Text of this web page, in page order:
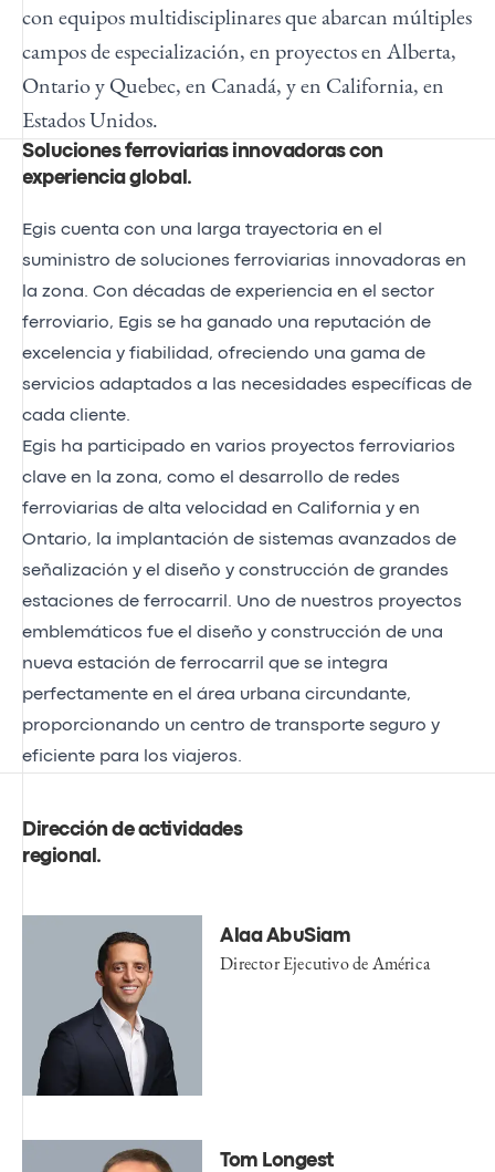
con equipos multidisciplinares que abarcan múltiples
campos de especialización, en proyectos en Alberta,
Ontario y Quebec, en Canadá, y en California, en
Estados Unidos.
Soluciones ferroviarias innovadoras con
experiencia global .
Egis cuenta con una larga trayectoria en el
suministro de soluciones ferroviarias innovadoras en
la zona. Con décadas de experiencia en el sector
ferroviario, Egis se ha ganado una reputación de
excelencia y fiabilidad, ofreciendo una gama de
servicios adaptados a las necesidades específicas de
cada cliente.
Egis ha participado en varios proyectos ferroviarios
clave en la zona, como el desarrollo de redes
ferroviarias de alta velocidad en California y en
Ontario, la implantación de sistemas avanzados de
señalización y el diseño y construcción de grandes
estaciones de ferrocarril. Uno de nuestros proyectos
emblemáticos fue el diseño y construcción de una
nueva estación de ferrocarril que se integra
perfectamente en el área urbana circundante,
proporcionando un centro de transporte seguro y
eficiente para los viajeros.
Dirección de actividades
regional .
Alaa AbuSiam
Director Ejecutivo de América
Tom Longest